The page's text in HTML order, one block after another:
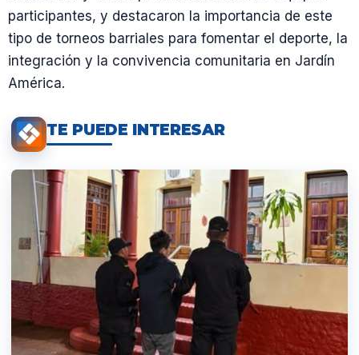
participantes, y destacaron la importancia de este
tipo de torneos barriales para fomentar el deporte, la
integración y la convivencia comunitaria en Jardín
América.
TE PUEDE INTERESAR